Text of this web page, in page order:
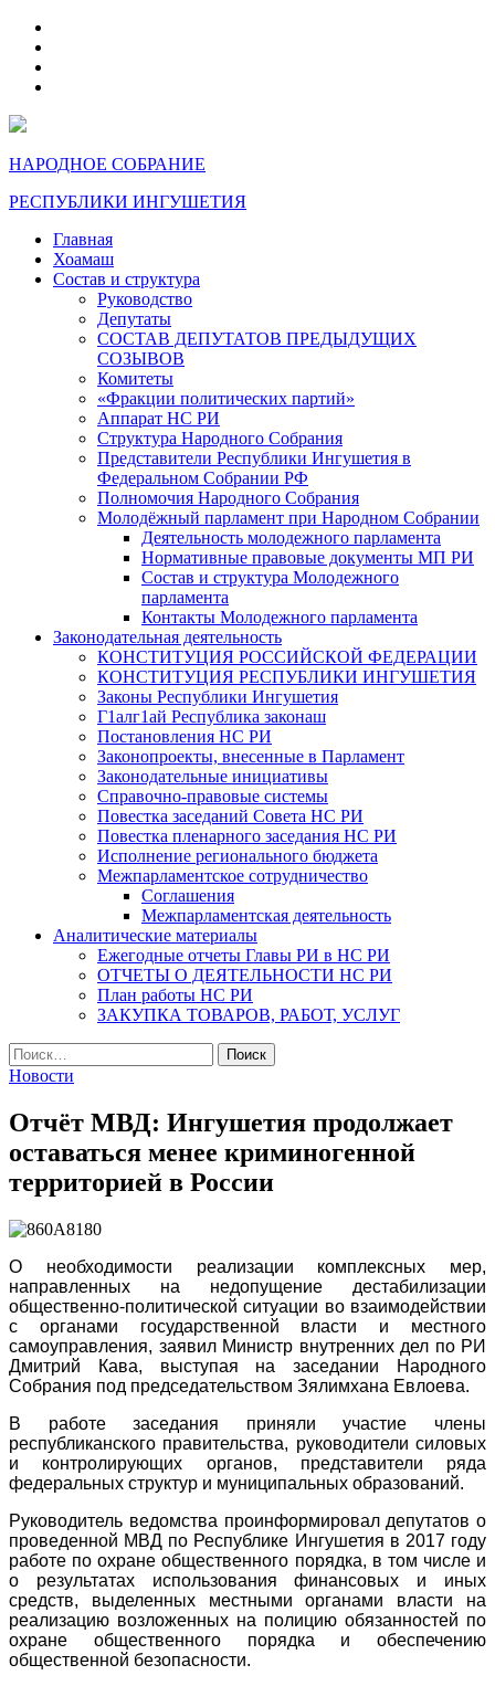
НАРОДНОЕ СОБРАНИЕ
РЕСПУБЛИКИ ИНГУШЕТИЯ
Главная
Хоамаш
Состав и структура
Руководство
Депутаты
СОСТАВ ДЕПУТАТОВ ПРЕДЫДУЩИХ
СОЗЫВОВ
Комитеты
«Фракции политических партий»
Аппарат НС РИ
Структура Народного Собрания
Представители Республики Ингушетия в
Федеральном Собрании РФ
Полномочия Народного Собрания
Молодёжный парламент при Народном Собрании
Деятельность молодежного парламента
Нормативные правовые документы МП РИ
Состав и структура Молодежного
парламента
Контакты Молодежного парламента
Законодательная деятельность
КОНСТИТУЦИЯ РОССИЙСКОЙ ФЕДЕРАЦИИ
КОНСТИТУЦИЯ РЕСПУБЛИКИ ИНГУШЕТИЯ
Законы Республики Ингушетия
Г1алг1ай Республика законаш
Постановления НС РИ
Законопроекты, внесенные в Парламент
Законодательные инициативы
Справочно-правовые системы
Повестка заседаний Совета НС РИ
Повестка пленарного заседания НС РИ
Исполнение регионального бюджета
Межпарламентское сотрудничество
Соглашения
Межпарламентская деятельность
Аналитические материалы
Ежегодные отчеты Главы РИ в НС РИ
ОТЧЕТЫ О ДЕЯТЕЛЬНОСТИ НС РИ
План работы НС РИ
ЗАКУПКА ТОВАРОВ, РАБОТ, УСЛУГ
Найти:
Новости
Отчёт МВД: Ингушетия продолжает
оставаться менее криминогенной
территорией в России
О необходимости реализации комплексных мер,
направленных на недопущение дестабилизации
общественно-политической ситуации во взаимодействии
с органами государственной власти и местного
самоуправления, заявил Министр внутренних дел по РИ
Дмитрий Кава, выступая на заседании Народного
Собрания под председательством Зялимхана Евлоева.
В работе заседания приняли участие члены
республиканского правительства, руководители силовых
и контролирующих органов, представители ряда
федеральных структур и муниципальных образований.
Руководитель ведомства проинформировал депутатов о
проведенной МВД по Республике Ингушетия в 2017 году
работе по охране общественного порядка, в том числе и
о результатах использования финансовых и иных
средств, выделенных местными органами власти на
реализацию возложенных на полицию обязанностей по
охране общественного порядка и обеспечению
общественной безопасности.